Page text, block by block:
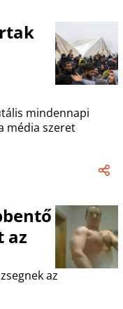
mindennapi
média szeret
az
az